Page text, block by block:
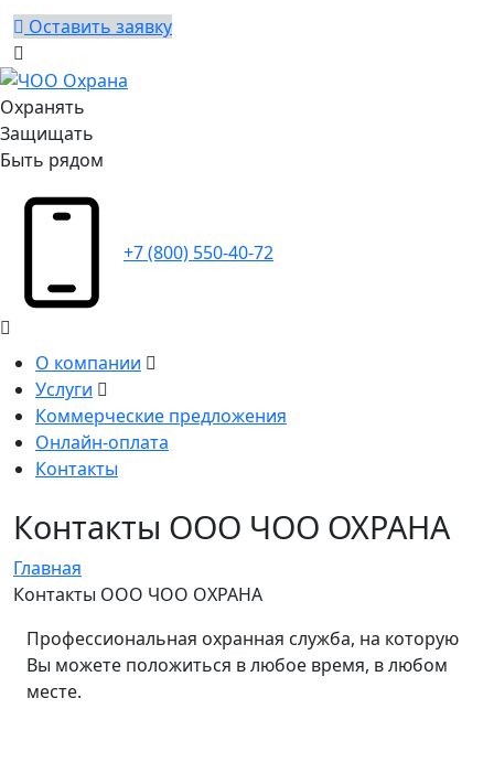
Оставить заявку
Охранять
Защищать
Быть рядом
+7 (800) 550-40-72
О компании
Услуги
Коммерческие предложения
Онлайн-оплата
Контакты
Контакты ООО ЧОО ОХРАНА
Главная
Контакты ООО ЧОО ОХРАНА
Профессиональная охранная служба, на которую
Вы можете положиться в любое время, в любом
месте.